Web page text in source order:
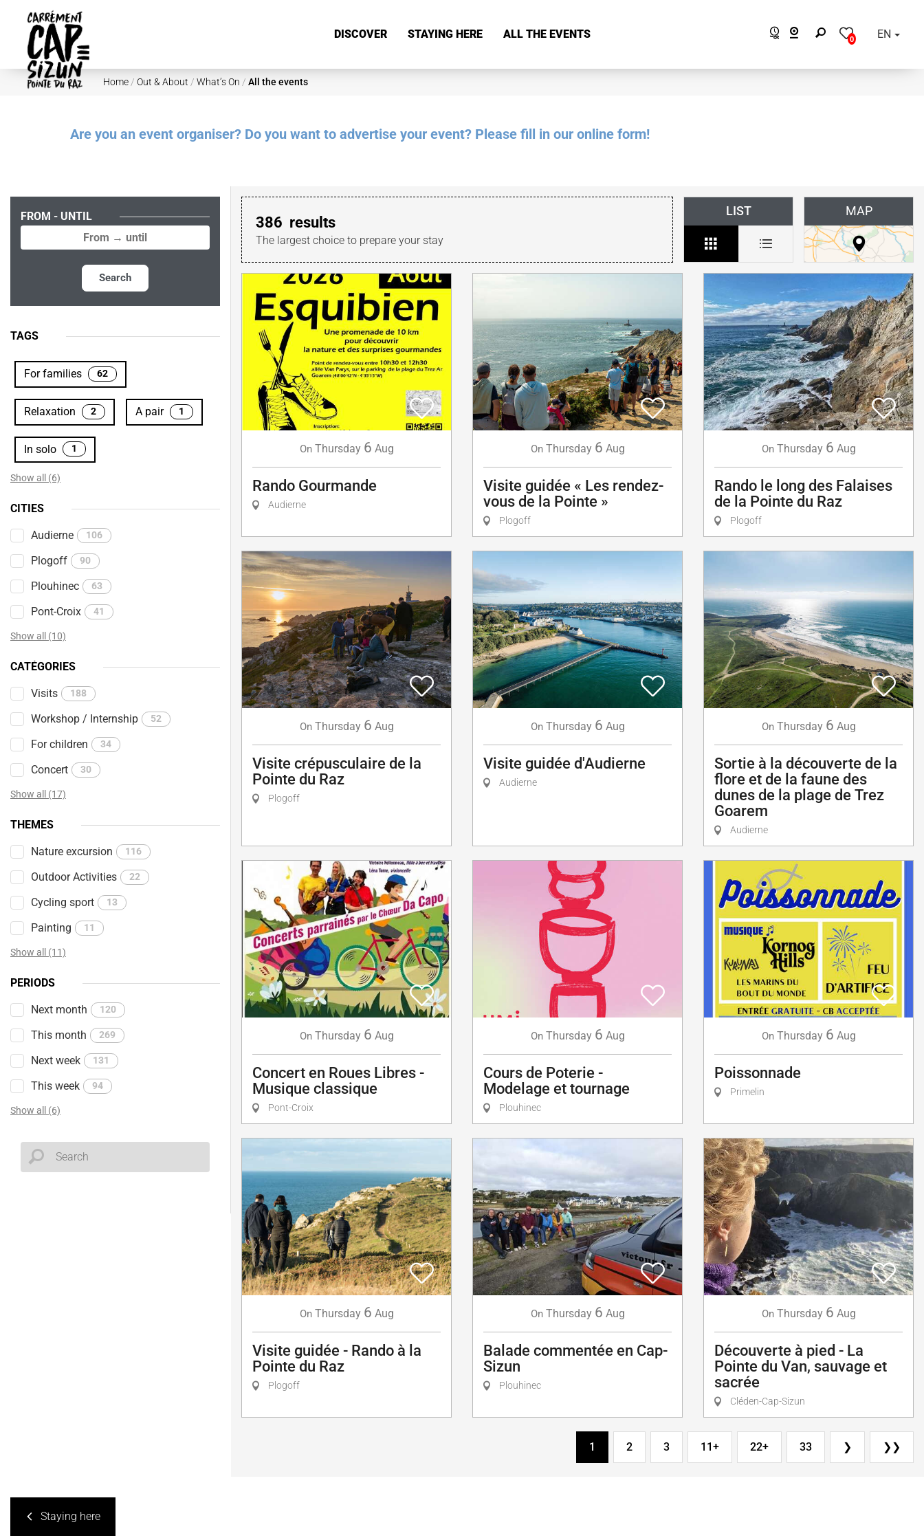
Skip to main content
0 EN
DISCOVER STAYING HERE ALL THE EVENTS
Home / Out & About / What’s On / All the events
Are you an event organiser? Do you want to advertise your event? Please fill in our online form!
FROM - UNTIL
Search
TAGS
For families 62
Relaxation 2 A pair 1
In solo 1
Show all (6)
CITIES
Audierne 106
Plogoff 90
Plouhinec 63
Pont-Croix 41
Show all (10)
CATÉGORIES
Visits 188
Workshop / Internship 52
For children 34
Concert 30
Show all (17)
THEMES
Nature excursion 116
Outdoor Activities 22
Cycling sport 13
Painting 11
Show all (11)
PERIODS
Next month 120
This month 269
Next week 131
This week 94
Show all (6)
386 results
The largest choice to prepare your stay
LIST MAP
On Thursday 6 Aug
Rando Gourmande
Audierne
On Thursday 6 Aug
Visite guidée « Les rendez-
vous de la Pointe »
Plogoff
On Thursday 6 Aug
Rando le long des Falaises
de la Pointe du Raz
Plogoff
On Thursday 6 Aug
Visite crépusculaire de la
Pointe du Raz
Plogoff
On Thursday 6 Aug
Visite guidée d'Audierne
Audierne
On Thursday 6 Aug
Sortie à la découverte de la
flore et de la faune des
dunes de la plage de Trez
Goarem
Audierne
On Thursday 6 Aug
Concert en Roues Libres -
Musique classique
Pont-Croix
On Thursday 6 Aug
Cours de Poterie -
Modelage et tournage
Plouhinec
On Thursday 6 Aug
Poissonnade
Primelin
On Thursday 6 Aug
Visite guidée - Rando à la
Pointe du Raz
Plogoff
On Thursday 6 Aug
Balade commentée en Cap-
Sizun
Plouhinec
On Thursday 6 Aug
Découverte à pied - La
Pointe du Van, sauvage et
sacrée
Cléden-Cap-Sizun
1 2 3 11+ 22+ 33 ❯ ❯❯
Staying here